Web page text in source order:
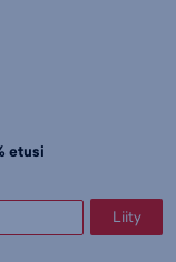
etusi
Liity